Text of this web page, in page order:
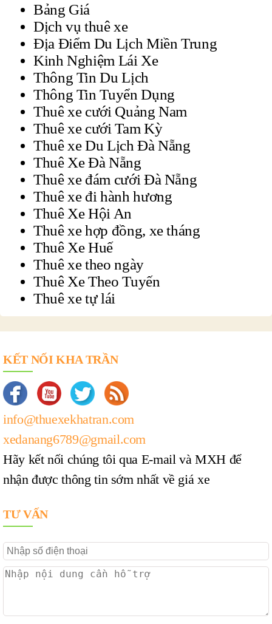
Bảng Giá
Dịch vụ thuê xe
Địa Điểm Du Lịch Miền Trung
Kinh Nghiệm Lái Xe
Thông Tin Du Lịch
Thông Tin Tuyển Dụng
Thuê xe cưới Quảng Nam
Thuê xe cưới Tam Kỳ
Thuê xe Du Lịch Đà Nẵng
Thuê Xe Đà Nẵng
Thuê xe đám cưới Đà Nẵng
Thuê xe đi hành hương
Thuê Xe Hội An
Thuê xe hợp đồng, xe tháng
Thuê Xe Huế
Thuê xe theo ngày
Thuê Xe Theo Tuyến
Thuê xe tự lái
KẾT NỐI KHA TRẦN
info@thuexekhatran.com
xedanang6789@gmail.com
Hãy kết nối chúng tôi qua E-mail và MXH để
nhận được thông tin sớm nhất về giá xe
TƯ VẤN